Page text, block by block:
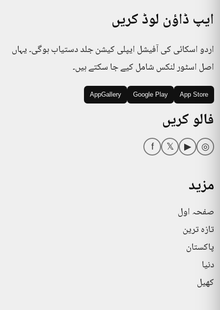
ایپ ڈاؤن لوڈ کریں
اردو اسکائی کی آفیشل ایپلی کیشن جلد دستیاب ہوگی۔ یہاں
اصل اسٹور لنکس شامل کیے جا سکتے ہیں۔
App Store
Google Play
AppGallery
فالو کریں
◎
▶
𝕏
f
مزید
صفحہ اول
تازہ ترین
پاکستان
دنیا
کھیل